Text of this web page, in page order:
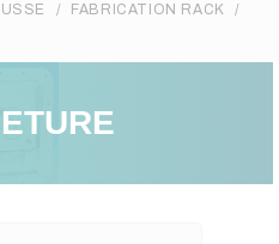
FABRICATION RACK